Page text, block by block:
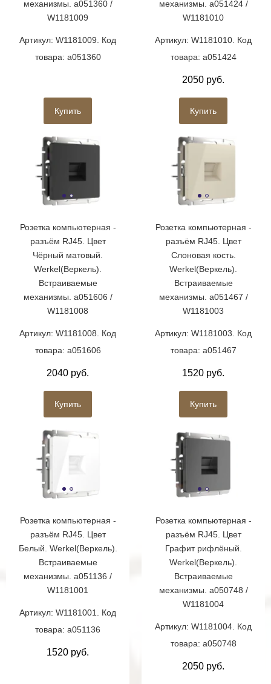
механизмы. a051360 /
W1181009
Артикул: W1181009. Код
товара: a051360
Купить
механизмы. a051424 /
W1181010
Артикул: W1181010. Код
товара: a051424
2050 руб.
Купить
Розетка компьютерная -
разъём RJ45. Цвет
Чёрный матовый.
Werkel(Веркель).
Встраиваемые
механизмы. a051606 /
W1181008
Артикул: W1181008. Код
товара: a051606
2040 руб.
Купить
Розетка компьютерная -
разъём RJ45. Цвет
Слоновая кость.
Werkel(Веркель).
Встраиваемые
механизмы. a051467 /
W1181003
Артикул: W1181003. Код
товара: a051467
1520 руб.
Купить
Розетка компьютерная -
разъём RJ45. Цвет
Белый. Werkel(Веркель).
Встраиваемые
механизмы. a051136 /
W1181001
Артикул: W1181001. Код
товара: a051136
1520 руб.
Розетка компьютерная -
разъём RJ45. Цвет
Графит рифлёный.
Werkel(Веркель).
Встраиваемые
механизмы. a050748 /
W1181004
Артикул: W1181004. Код
товара: a050748
2050 руб.